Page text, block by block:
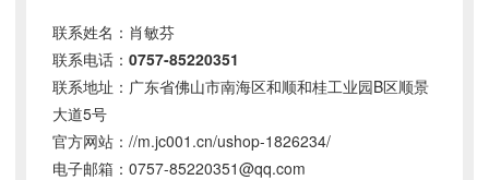
联系姓名：肖敏芬
联系电话： 0757-85220351
联系地址：广东省佛山市南海区和顺和桂工业园B区顺景
大道5号
官方网站： //m.jc001.cn/ushop-1826234/
电子邮箱： 0757-85220351@qq.com